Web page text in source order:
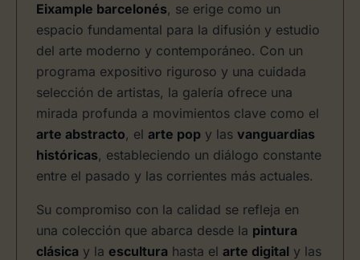
Eixample barcelonés, se erige como un
espacio fundamental para la difusión y estudio
del arte moderno y contemporáneo. Con un
programa expositivo riguroso y una cuidada
selección de artistas, la galería ofrece una
mirada profunda a movimientos clave como el
arte abstracto, el arte pop y las vanguardias
históricas, estableciendo un diálogo constante
entre el pasado y las corrientes más actuales.
Su compromiso con la calidad se refleja en
una colección que abarca desde la pintura
clásica y la escultura hasta el arte digital y las